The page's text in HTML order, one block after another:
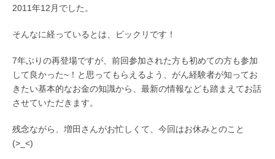
2011年12月でした。
そんなに経っているとは、ビックリです！
7年ぶりの再登場ですが、前回参加された方も初めての方も参加
して良かった~！と思ってもらえるよう、がん経験者が知ってお
きたい基本的なお金の知識から、最新の情報なども踏まえてお話
させていただきます。
残念ながら、増田さんがお忙しくて、今回はお休みとのこと
(>_<)